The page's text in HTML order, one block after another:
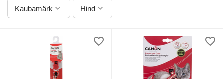
Kaubamärk Hind